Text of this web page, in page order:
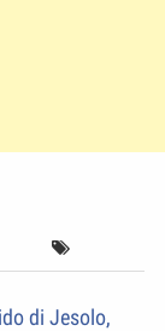
di Jesolo,